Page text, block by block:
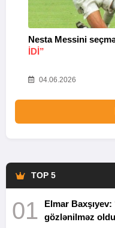
Nesta Messini
IDI”
04.06.2026
TOP 5
01
Elmar
gözlənilməz